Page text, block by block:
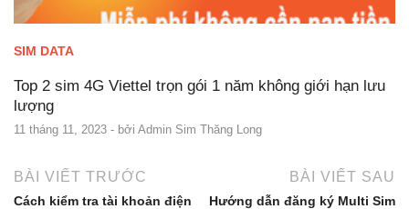
SIM DATA
Top 2 sim 4G Viettel trọn gói 1 năm không giới hạn lưu
lượng
11 tháng 11, 2023 - bởi Admin Sim Thăng Long
BÀI VIẾT TRƯỚC
Cách kiểm tra tài khoản điện
BÀI VIẾT SAU
Hướng dẫn đăng ký Multi Sim